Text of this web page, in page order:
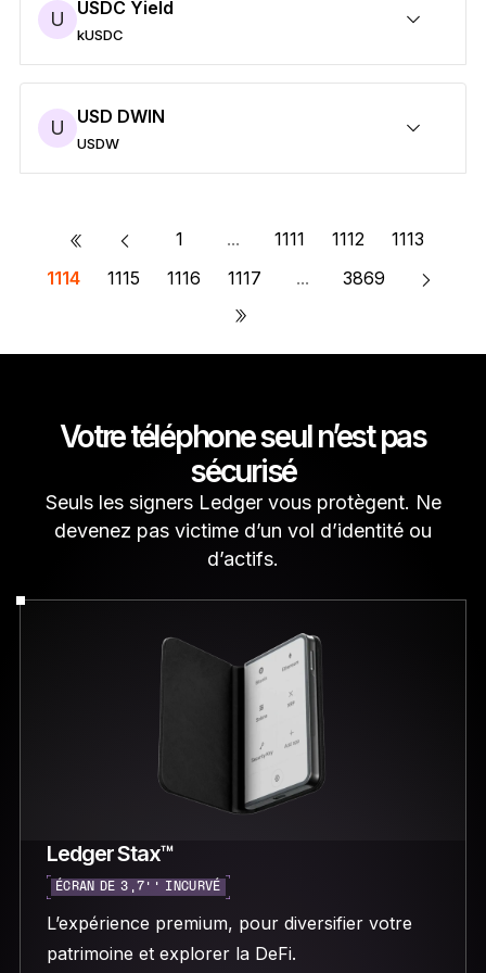
U USDC Yield
kUSDC
Envoyer/Recevoir
Acheter
Swap
Staker
Compatible avec des wallets tiers
Sécuriser vos kUSDC
U USD DWIN
USDW
Envoyer/Recevoir
Acheter
Swap
Staker
Compatible avec des wallets tiers
Sécuriser vos USDW
« 1 ... 1111 1112
1113
1114
1115 1116 1117 ... 3869
»
Votre téléphone seul n’est pas
sécurisé
Seuls les signers Ledger vous protègent. Ne
devenez pas victime d’un vol d’identité ou
d’actifs.
Ledger Stax™
ÉCRAN DE 3,7’’ INCURVÉ
L’expérience premium, pour diversifier votre
patrimoine et explorer la DeFi.